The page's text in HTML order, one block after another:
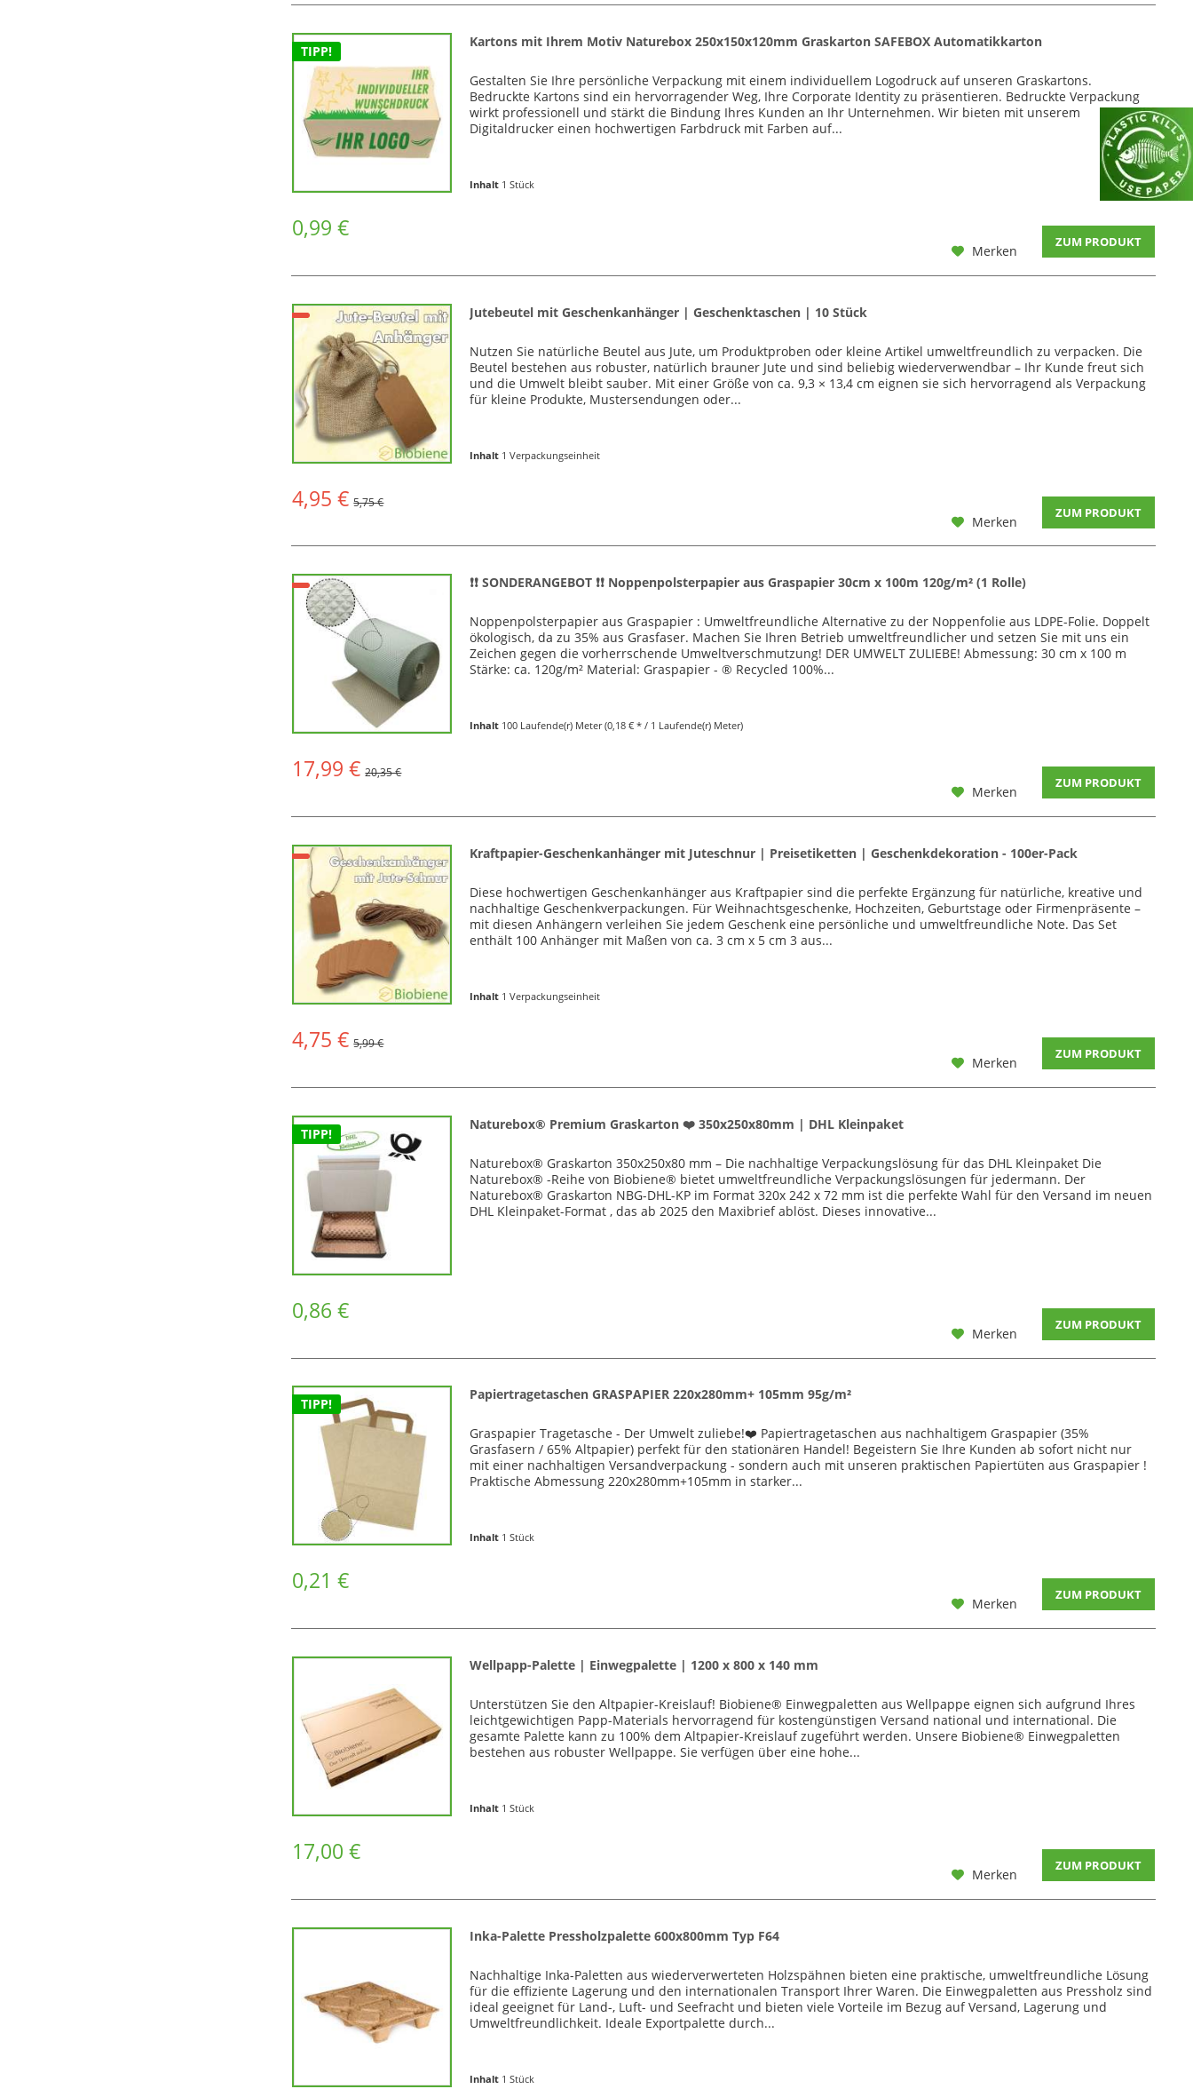
TIPP!
Kartons mit Ihrem Motiv Naturebox 250x150x120mm Graskarton SAFEBOX Automatikkarton
Gestalten Sie Ihre persönliche Verpackung mit einem individuellem Logodruck auf unseren Graskartons.
Bedruckte Kartons sind ein hervorragender Weg, Ihre Corporate Identity zu präsentieren. Bedruckte Verpackung
wirkt professionell und stärkt die Bindung Ihres Kunden an Ihr Unternehmen. Wir bieten mit unserem
Digitaldrucker einen hochwertigen Farbdruck mit Farben auf...
Inhalt 1 Stück
0,99 € ZUM PRODUKT
Merken
Jutebeutel mit Geschenkanhänger | Geschenktaschen | 10 Stück
Nutzen Sie natürliche Beutel aus Jute, um Produktproben oder kleine Artikel umweltfreundlich zu verpacken. Die
Beutel bestehen aus robuster, natürlich brauner Jute und sind beliebig wiederverwendbar – Ihr Kunde freut sich
und die Umwelt bleibt sauber. Mit einer Größe von ca. 9,3 × 13,4 cm eignen sie sich hervorragend als Verpackung
für kleine Produkte, Mustersendungen oder...
Inhalt 1 Verpackungseinheit
4,95 € 5,75 €
ZUM PRODUKT
Merken
❗❗ SONDERANGEBOT ❗❗ Noppenpolsterpapier aus Graspapier 30cm x 100m 120g/m² (1 Rolle)
Noppenpolsterpapier aus Graspapier : Umweltfreundliche Alternative zu der Noppenfolie aus LDPE-Folie. Doppelt
ökologisch, da zu 35% aus Grasfaser. Machen Sie Ihren Betrieb umweltfreundlicher und setzen Sie mit uns ein
Zeichen gegen die vorherrschende Umweltverschmutzung! DER UMWELT ZULIEBE! Abmessung: 30 cm x 100 m
Stärke: ca. 120g/m² Material: Graspapier - ® Recycled 100%...
Inhalt 100 Laufende(r) Meter(0,18 € * / 1 Laufende(r) Meter)
17,99 € 20,35 €
ZUM PRODUKT
Merken
Kraftpapier-Geschenkanhänger mit Juteschnur | Preisetiketten | Geschenkdekoration - 100er-Pack
Diese hochwertigen Geschenkanhänger aus Kraftpapier sind die perfekte Ergänzung für natürliche, kreative und
nachhaltige Geschenkverpackungen. Für Weihnachtsgeschenke, Hochzeiten, Geburtstage oder Firmenpräsente –
mit diesen Anhängern verleihen Sie jedem Geschenk eine persönliche und umweltfreundliche Note. Das Set
enthält 100 Anhänger mit Maßen von ca. 3 cm x 5 cm 3 aus...
Inhalt 1 Verpackungseinheit
4,75 € 5,99 €
ZUM PRODUKT
Merken
TIPP!
Naturebox® Premium Graskarton ❤️ 350x250x80mm | DHL Kleinpaket
Naturebox® Graskarton 350x250x80 mm – Die nachhaltige Verpackungslösung für das DHL Kleinpaket Die
Naturebox® -Reihe von Biobiene® bietet umweltfreundliche Verpackungslösungen für jedermann. Der
Naturebox® Graskarton NBG-DHL-KP im Format 320x 242 x 72 mm ist die perfekte Wahl für den Versand im neuen
DHL Kleinpaket-Format , das ab 2025 den Maxibrief ablöst. Dieses innovative...
0,86 € ZUM PRODUKT
Merken
TIPP!
Papiertragetaschen GRASPAPIER 220x280mm+ 105mm 95g/m²
Graspapier Tragetasche - Der Umwelt zuliebe!❤️ Papiertragetaschen aus nachhaltigem Graspapier (35%
Grasfasern / 65% Altpapier) perfekt für den stationären Handel! Begeistern Sie Ihre Kunden ab sofort nicht nur
mit einer nachhaltigen Versandverpackung - sondern auch mit unseren praktischen Papiertüten aus Graspapier !
Praktische Abmessung 220x280mm+105mm in starker...
Inhalt 1 Stück
0,21 € ZUM PRODUKT
Merken
Wellpapp-Palette | Einwegpalette | 1200 x 800 x 140 mm
Unterstützen Sie den Altpapier-Kreislauf! Biobiene® Einwegpaletten aus Wellpappe eignen sich aufgrund Ihres
leichtgewichtigen Papp-Materials hervorragend für kostengünstigen Versand national und international. Die
gesamte Palette kann zu 100% dem Altpapier-Kreislauf zugeführt werden. Unsere Biobiene® Einwegpaletten
bestehen aus robuster Wellpappe. Sie verfügen über eine hohe...
Inhalt 1 Stück
17,00 € ZUM PRODUKT
Merken
Inka-Palette Pressholzpalette 600x800mm Typ F64
Nachhaltige Inka-Paletten aus wiederverwerteten Holzspähnen bieten eine praktische, umweltfreundliche Lösung
für die effiziente Lagerung und den internationalen Transport Ihrer Waren. Die Einwegpaletten aus Pressholz sind
ideal geeignet für Land-, Luft- und Seefracht und bieten viele Vorteile im Bezug auf Versand, Lagerung und
Umweltfreundlichkeit. Ideale Exportpalette durch...
Inhalt 1 Stück